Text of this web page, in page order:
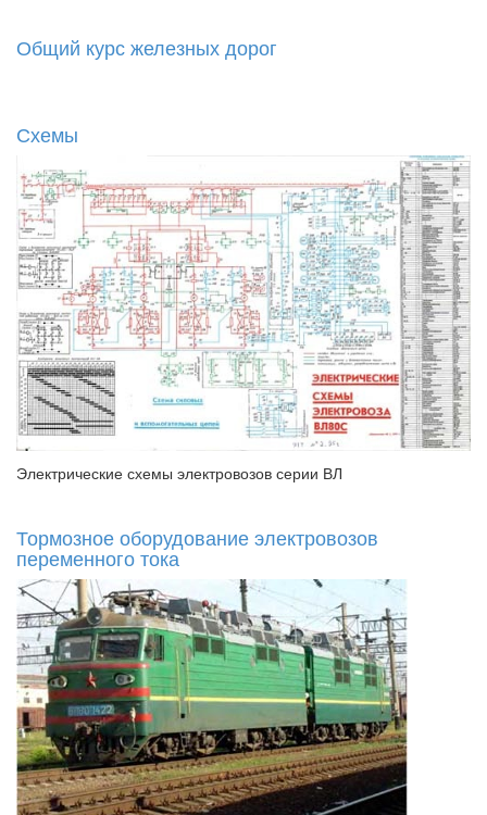
Общий курс железных дорог
Схемы
Электрические схемы электровозов серии ВЛ
Тормозное оборудование электровозов
переменного тока